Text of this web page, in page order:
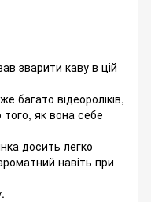
зварити каву в цій
багато відеороліків,
як вона себе
досить легко
навіть при